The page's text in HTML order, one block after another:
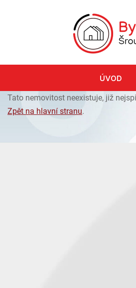
ÚVOD
Tato nemovitost neexistuje, již
Zpět na hlavní stranu.